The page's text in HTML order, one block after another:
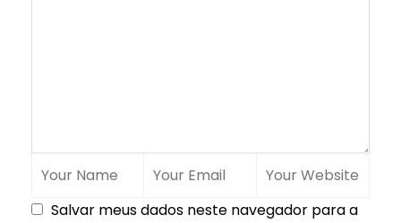
Salvar meus dados neste navegador para a